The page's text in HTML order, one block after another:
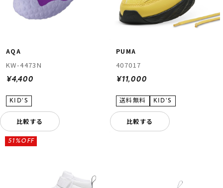
AQA
KW-4473N
¥4,400
比較する
PUMA
407017
¥11,000
比較する
51%OFF